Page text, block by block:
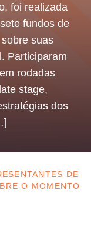
foi realizada
fundos de
suas
Participaram
rodadas
stage,
dos
DE
O MOMENTO